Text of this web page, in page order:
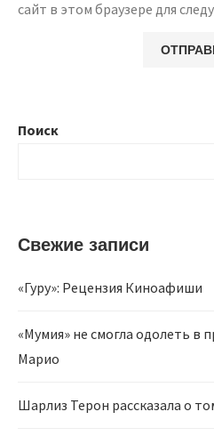
сайт в этом браузере для
Поиск
Свежие записи
«Гуру»: Рецензия Киноафиши
«Мумия» не смогла одолеть в
Марио
Шарлиз Терон рассказала о